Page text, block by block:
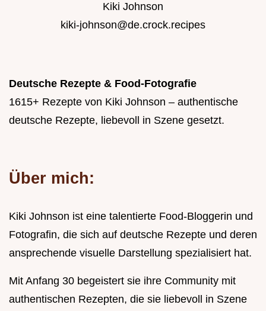
Kiki Johnson
kiki-johnson@de.crock.recipes
Deutsche Rezepte & Food-Fotografie
1615+ Rezepte von Kiki Johnson – authentische
deutsche Rezepte, liebevoll in Szene gesetzt.
Über mich:
Kiki Johnson ist eine talentierte Food-Bloggerin und
Fotografin, die sich auf deutsche Rezepte und deren
ansprechende visuelle Darstellung spezialisiert hat.
Mit Anfang 30 begeistert sie ihre Community mit
authentischen Rezepten, die sie liebevoll in Szene